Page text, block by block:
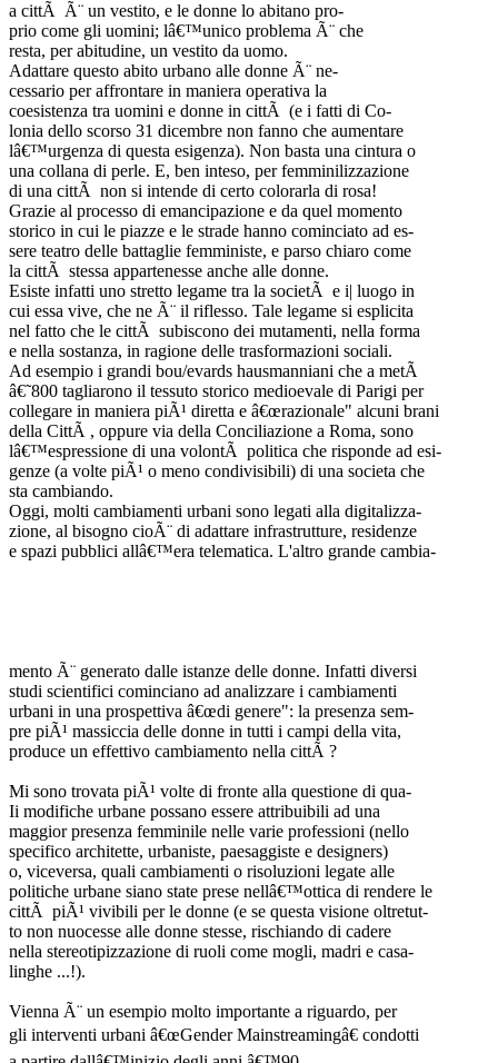
a cittÃ Ã¨ un vestito, e le donne lo abitano pro-
prio come gli uomini; lâ€™unico problema Ã¨ che
resta, per abitudine, un vestito da uomo.
Adattare questo abito urbano alle donne Ã¨ ne-
cessario per affrontare in maniera operativa la
coesistenza tra uomini e donne in cittÃ (e i fatti di Co-
lonia dello scorso 31 dicembre non fanno che aumentare
lâ€™urgenza di questa esigenza). Non basta una cintura o
una collana di perle. E, ben inteso, per femminilizzazione
di una cittÃ non si intende di certo colorarla di rosa!
Grazie al processo di emancipazione e da quel momento
storico in cui le piazze e le strade hanno cominciato ad es-
sere teatro delle battaglie femministe, e parso chiaro come
la cittÃ stessa appartenesse anche alle donne.
Esiste infatti uno stretto legame tra la societÃ e i| luogo in
cui essa vive, che ne Ã¨ il riflesso. Tale legame si esplicita
nel fatto che le cittÃ subiscono dei mutamenti, nella forma
e nella sostanza, in ragione delle trasformazioni sociali.
Ad esempio i grandi bou/evards hausmanniani che a metÃ
â€˜800 tagliarono il tessuto storico medioevale di Parigi per
collegare in maniera piÃ¹ diretta e â€œrazionale" alcuni brani
della CittÃ , oppure via della Conciliazione a Roma, sono
lâ€™espressione di una volontÃ politica che risponde ad esi-
genze (a volte piÃ¹ o meno condivisibili) di una societa che
sta cambiando.
Oggi, molti cambiamenti urbani sono legati alla digitalizza-
zione, al bisogno cioÃ¨ di adattare infrastrutture, residenze
e spazi pubblici allâ€™era telematica. L'altro grande cambia-
mento Ã¨ generato dalle istanze delle donne. Infatti diversi
studi scientifici cominciano ad analizzare i cambiamenti
urbani in una prospettiva â€œdi genere": la presenza sem-
pre piÃ¹ massiccia delle donne in tutti i campi della vita,
produce un effettivo cambiamento nella cittÃ ?
Mi sono trovata piÃ¹ volte di fronte alla questione di qua-
Ii modifiche urbane possano essere attribuibili ad una
maggior presenza femminile nelle varie professioni (nello
specifico architette, urbaniste, paesaggiste e designers)
o, viceversa, quali cambiamenti o risoluzioni legate alle
politiche urbane siano state prese nellâ€™ottica di rendere le
cittÃ piÃ¹ vivibili per le donne (e se questa visione oltretut-
to non nuocesse alle donne stesse, rischiando di cadere
nella stereotipizzazione di ruoli come mogli, madri e casa-
linghe ...!).
Vienna Ã¨ un esempio molto importante a riguardo, per
gli interventi urbani â€œGender Mainstreamingâ€ condotti